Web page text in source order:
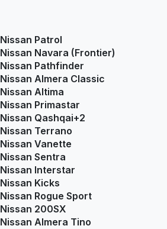
Nissan Patrol
Nissan Navara (Frontier)
Nissan Pathfinder
Nissan Almera Classic
Nissan Altima
Nissan Primastar
Nissan Qashqai+2
Nissan Terrano
Nissan Vanette
Nissan Sentra
Nissan Interstar
Nissan Kicks
Nissan Rogue Sport
Nissan 200SX
Nissan Almera Tino